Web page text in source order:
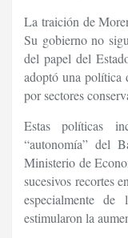
La traición de
Su gobierno no
del papel del
adoptó una política
por sectores
Estas políticas
“autonomía” del
Ministerio de
sucesivos recortes
especialmente de
estimularon la